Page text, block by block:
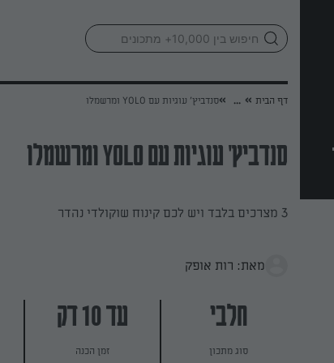
דף הבית »
...
»סנדביץ' עוגיות עם YOLO ומרשמלו
סנדביץ' עוגיות עם YOLO ומרשמלו
3 מצרכים בלבד ויש לכם קינוח שוקולדי נהדר
מאת: רות אופק
חלבי
סוג מתכון
עד 10 דק
זמן הכנה